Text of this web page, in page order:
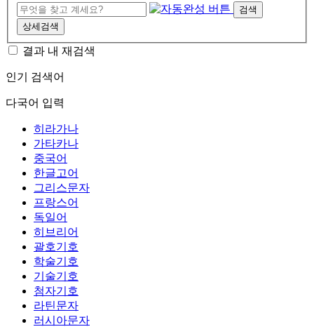
검색
상세검색
결과 내 재검색
인기 검색어
다국어 입력
히라가나
가타카나
중국어
한글고어
그리스문자
프랑스어
독일어
히브리어
괄호기호
학술기호
기술기호
첨자기호
라틴문자
러시아문자